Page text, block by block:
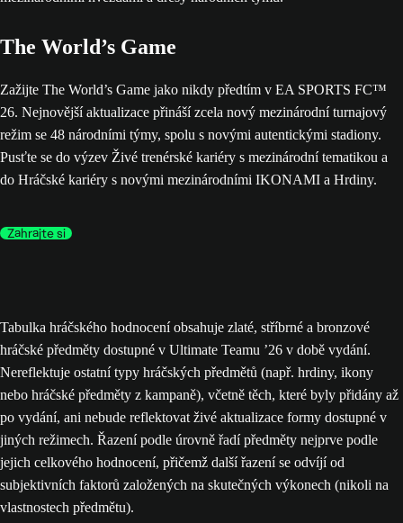
The World’s Game
Zažijte The World’s Game jako nikdy předtím v EA SPORTS FC™
26. Nejnovější aktualizace přináší zcela nový mezinárodní turnajový
režim se 48 národními týmy, spolu s novými autentickými stadiony.
Pusťte se do výzev Živé trenérské kariéry s mezinárodní tematikou a
do Hráčské kariéry s novými mezinárodními IKONAMI a Hrdiny.
Zahrajte si
Tabulka hráčského hodnocení obsahuje zlaté, stříbrné a bronzové
hráčské předměty dostupné v Ultimate Teamu ’26 v době vydání.
Nereflektuje ostatní typy hráčských předmětů (např. hrdiny, ikony
nebo hráčské předměty z kampaně), včetně těch, které byly přidány až
po vydání, ani nebude reflektovat živé aktualizace formy dostupné v
jiných režimech. Řazení podle úrovně řadí předměty nejprve podle
jejich celkového hodnocení, přičemž další řazení se odvíjí od
subjektivních faktorů založených na skutečných výkonech (nikoli na
vlastnostech předmětu).